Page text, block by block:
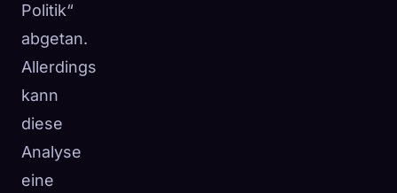
Politik“
abgetan.
Allerdings
kann
diese
Analyse
eine